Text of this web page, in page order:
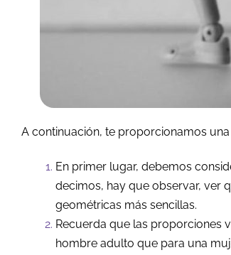
A continuación, te proporcionamos
En primer lugar, debemos
decimos, hay que observar, ver
geométricas más sencillas.
Recuerda que las proporciones
hombre adulto que para una